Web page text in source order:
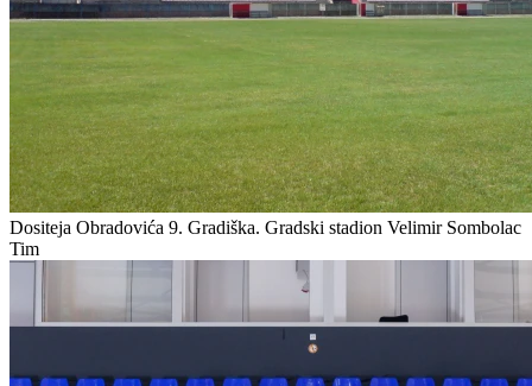
Dositeja Obradovića 9. Gradiška. Gradski stadion Velimir Sombolac
Tim